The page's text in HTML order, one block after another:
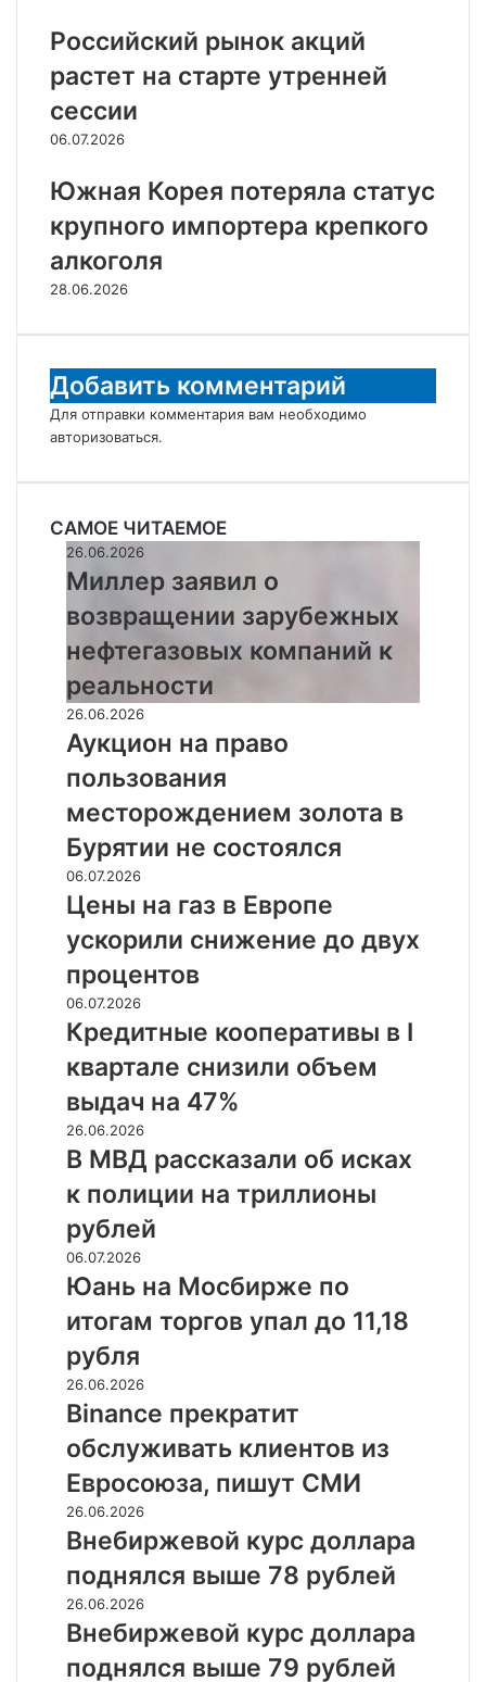
Российский рынок акций
растет на старте утренней
сессии
06.07.2026
Южная Корея потеряла статус
крупного импортера крепкого
алкоголя
28.06.2026
Добавить комментарий
Для отправки комментария вам необходимо
авторизоваться.
САМОЕ ЧИТАЕМОЕ
Миллер
заявил
возвращении
зарубежных
нефтегазовых
компаний
к
реальности
26.06.2026
Миллер заявил о
возвращении зарубежных
нефтегазовых компаний к
реальности
Аукцион
на
право
пользования
месторождением
золота
в
Бурятии
не
состоялся
26.06.2026
Аукцион на право
пользования
месторождением золота в
Бурятии не состоялся
Цены
на
газ
в
Европе
ускорили
снижение
до
двух
процентов
06.07.2026
Цены на газ в Европе
ускорили снижение до двух
процентов
Кредитные
кооперативы
квартале
снизили
объем
выдач
на
47%
06.07.2026
Кредитные кооперативы в I
квартале снизили объем
выдач на 47%
В
МВД
рассказали
об
исках
к
полиции
на
триллионы
рублей
26.06.2026
В МВД рассказали об исках
к полиции на триллионы
рублей
Юань
на
Мосбирже
по
итогам
торгов
упал
до
11,18
рубля
06.07.2026
Юань на Мосбирже по
итогам торгов упал до 11,18
рубля
Binance
прекратит
обслуживать
клиентов
из
Евросоюза,
пишут
СМИ
26.06.2026
Binance прекратит
обслуживать клиентов из
Евросоюза, пишут СМИ
Внебиржевой
курс
доллара
поднялся
выше
78
рублей
26.06.2026
Внебиржевой курс доллара
поднялся выше 78 рублей
Внебиржевой
курс
доллара
поднялся
26.06.2026
Внебиржевой курс доллара
поднялся выше 79 рублей